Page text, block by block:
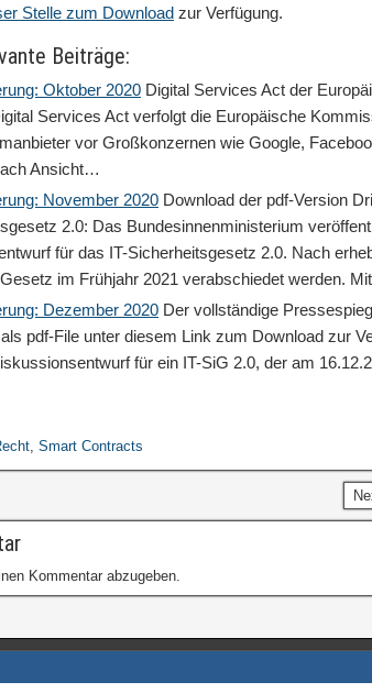
Stelle zum Download zur Verfügung.
Beiträge:
Oktober 2020 Digital Services Act der
Services Act verfolgt die Europäische
vor Großkonzernen wie Google,
Ansicht…
November 2020 Download der pdf-Version
2.0: Das Bundesinnenministerium
für das IT-Sicherheitsgesetz 2.0. Nach
im Frühjahr 2021 verabschiedet werden.
Dezember 2020 Der vollständige
pdf-File unter diesem Link zum Download zur
für ein IT-SiG 2.0, der am
Smart Contracts
Kommentar abzugeben.